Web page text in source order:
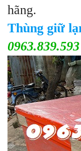
hãng.
Thùng giữ